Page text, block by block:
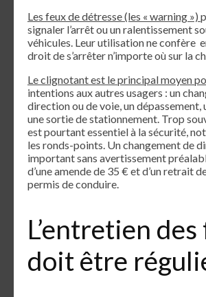
Les feux de détresse (les « warning »)
signaler l’arrêt ou un ralentissement
véhicules. Leur utilisation ne confère
droit de s’arrêter n’importe où sur la
Le clignotant est le principal moyen
intentions aux autres usagers : un
direction ou de voie, un dépassement,
une sortie de stationnement. Trop
est pourtant essentiel à la sécurité,
les ronds-points. Un changement de
important sans avertissement
d’une amende de 35 € et d’un retrait
permis de conduire.
L’entretien
doit être